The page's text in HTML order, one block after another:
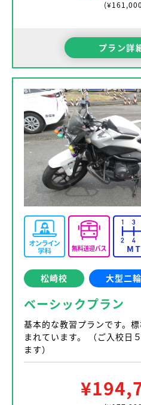
プラン詳
松崎校 大型二
ベーシックプラン
基本的な教習プランです。
まれています。 （ご入校日
ます）